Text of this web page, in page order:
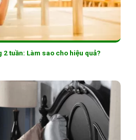
tuần: Làm sao cho hiệu quả?